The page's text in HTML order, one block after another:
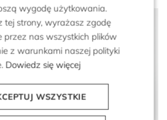
wygodę użytkowania.
tej strony, wyrażasz zgodę
przez nas wszystkich plików
z warunkami naszej polityki
Dowiedz się więcej
WSZYSTKIE